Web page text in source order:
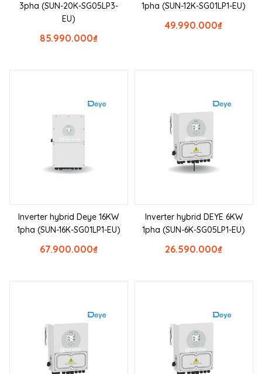
3pha (SUN-20K-SG05LP3-
EU)
₫
85.990.000
1pha (SUN-12K-SG01LP1-EU)
₫
49.990.000
Inverter hybrid Deye 16KW
1pha (SUN-16K-SG01LP1-EU)
₫
67.900.000
Inverter hybrid DEYE 6KW
1pha (SUN-6K-SG05LP1-EU)
₫
26.590.000